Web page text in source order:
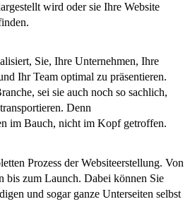
wird oder sie Ihre Website
Sie, Ihre Unternehmen, Ihre
Ihr Team optimal zu präsentieren.
sei sie auch noch so sachlich,
Denn
im Bauch, nicht im Kopf getroffen.
Prozess der Websiteerstellung. Von
bis zum Launch. Dabei können Sie
und sogar ganze Unterseiten selbst